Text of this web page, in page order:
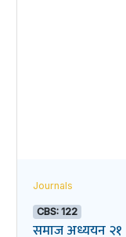
Journals
CBS: 122
समाज अध्ययन २१